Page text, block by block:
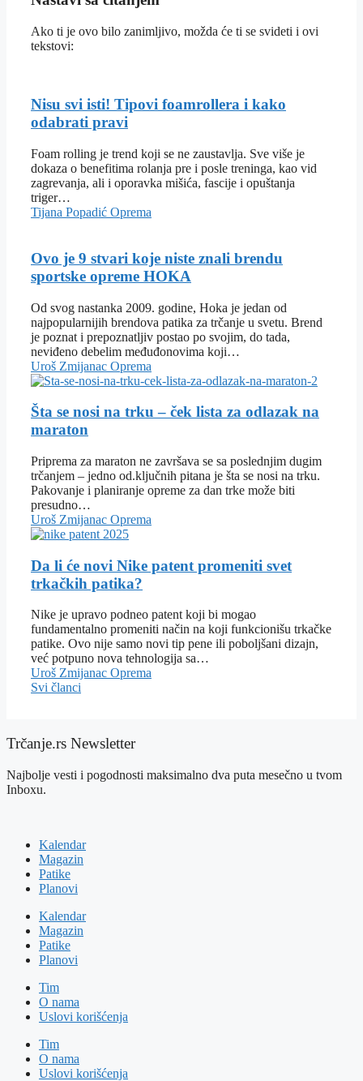
Ako ti je ovo bilo zanimljivo, možda će ti se svideti i ovi
tekstovi:
Nisu svi isti! Tipovi foamrollera i kako
odabrati pravi
Foam rolling je trend koji se ne zaustavlja. Sve više je
dokaza o benefitima rolanja pre i posle treninga, kao vid
zagrevanja, ali i oporavka mišića, fascije i opuštanja
triger…
Tijana Popadić Oprema
Ovo je 9 stvari koje niste znali brendu
sportske opreme HOKA
Od svog nastanka 2009. godine, Hoka je jedan od
najpopularnijih brendova patika za trčanje u svetu. Brend
je poznat i prepoznatljiv postao po svojim, do tada,
neviđeno debelim međuđonovima koji…
Uroš Zmijanac Oprema
Šta se nosi na trku – ček lista za odlazak na
maraton
Priprema za maraton ne završava se sa poslednjim dugim
trčanjem – jedno od.ključnih pitana je šta se nosi na trku.
Pakovanje i planiranje opreme za dan trke može biti
presudno…
Uroš Zmijanac Oprema
Da li će novi Nike patent promeniti svet
trkačkih patika?
Nike je upravo podneo patent koji bi mogao
fundamentalno promeniti način na koji funkcionišu trkačke
patike. Ovo nije samo novi tip pene ili poboljšani dizajn,
već potpuno nova tehnologija sa…
Uroš Zmijanac Oprema
Svi članci
Trčanje.rs Newsletter
Najbolje vesti i pogodnosti maksimalno dva puta mesečno u tvom
Inboxu.
Kalendar
Magazin
Patike
Planovi
Kalendar
Magazin
Patike
Planovi
Tim
O nama
Uslovi korišćenja
Tim
O nama
Uslovi korišćenja